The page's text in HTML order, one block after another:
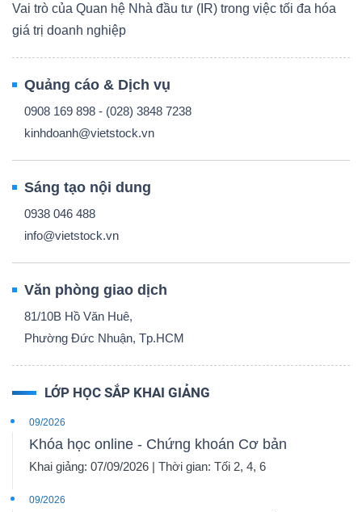
Vai trò của Quan hệ Nhà đầu tư (IR) trong việc tối đa hóa
giá trị doanh nghiệp
Quảng cáo & Dịch vụ
0908 169 898 - (028) 3848 7238
kinhdoanh@vietstock.vn
Sáng tạo nội dung
0938 046 488
info@vietstock.vn
Văn phòng giao dịch
81/10B Hồ Văn Huê,
Phường Đức Nhuận, Tp.HCM
LỚP HỌC SẮP KHAI GIẢNG
09/2026
Khóa học online - Chứng khoán Cơ bản
Khai giảng: 07/09/2026 | Thời gian: Tối 2, 4, 6
09/2026